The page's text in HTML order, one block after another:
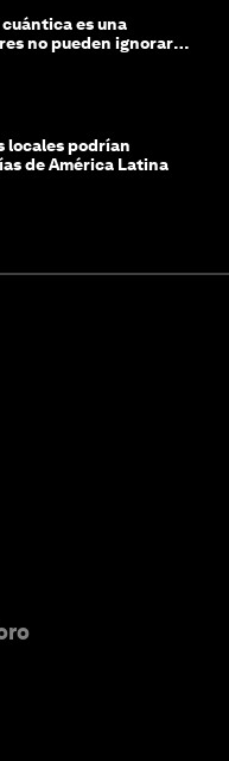
es una
no pueden ignorar
locales podrían
de América Latina